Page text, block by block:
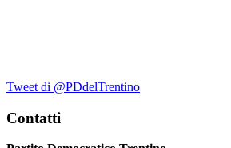
Tweet di @PDdelTrentino
Contatti